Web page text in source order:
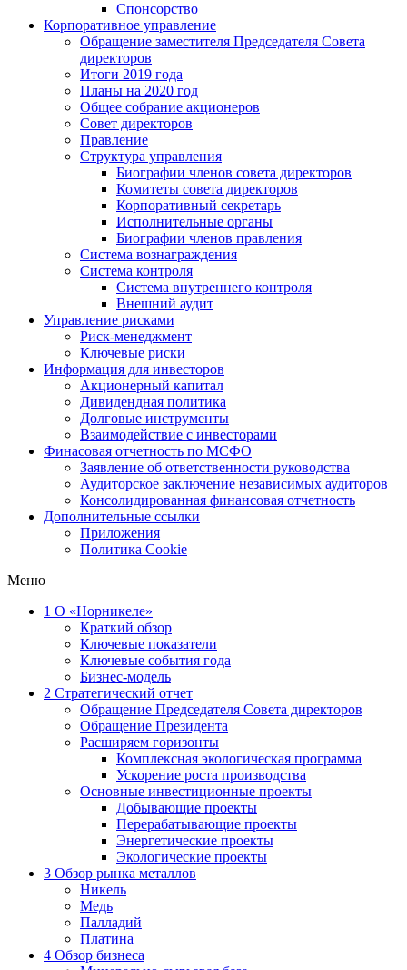
Спонсорство
Корпоративное управление
Обращение заместителя Председателя Совета
директоров
Итоги 2019 года
Планы на 2020 год
Общее собрание акционеров
Совет директоров
Правление
Структура управления
Биографии членов совета директоров
Комитеты совета директоров
Корпоративный секретарь
Исполнительные органы
Биографии членов правления
Система вознаграждения
Система контроля
Система внутреннего контроля
Внешний аудит
Управление рисками
Риск-менеджмент
Ключевые риски
Информация для инвесторов
Акционерный капитал
Дивидендная политика
Долговые инструменты
Взаимодействие с инвеcторами
Финасовая отчетность по МСФО
Заявление об ответственности руководства
Аудиторское заключение независимых аудиторов
Консолидированная финансовая отчетность
Дополнительные ссылки
Приложения
Политика Cookie
Меню
1 О «Норникеле»
Краткий обзор
Ключевые показатели
Ключевые события года
Бизнес-модель
2 Стратегический отчет
Обращение Председателя Совета директоров
Обращение Президента
Расширяем горизонты
Комплексная экологическая программа
Ускорение роста производства
Основные инвестиционные проекты
Добывающие проекты
Перерабатывающие проекты
Энергетические проекты
Экологические проекты
3 Обзор рынка металлов
Никель
Медь
Палладий
Платина
4 Обзор бизнеса